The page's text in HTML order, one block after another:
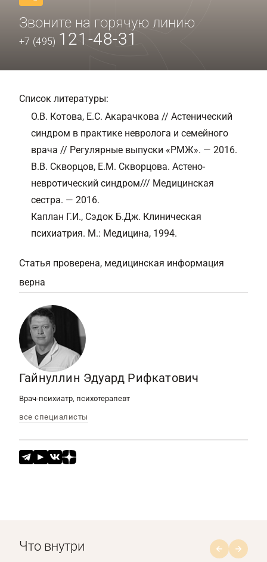
Звоните на горячую линию
+7 (495) 121-48-31
Список литературы:
О.В. Котова, Е.С. Акарачкова // Астенический
синдром в практике невролога и семейного
врача // Регулярные выпуски «РМЖ». — 2016.
В.В. Скворцов, Е.М. Скворцова. Астено-
невротический синдром/// Медицинская
сестра. — 2016.
Каплан Г.И., Сэдок Б.Дж. Клиническая
психиатрия. М.: Медицина, 1994.
Статья проверена, медицинская информация
верна
Гайнуллин Эдуард Рифкатович
Врач-психиатр, психотерапевт
все специалисты
Что внутри